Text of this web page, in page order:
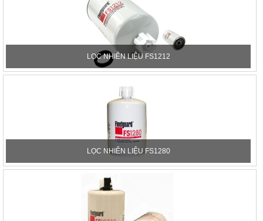
LỌC NHIÊN LIỆU FS1212
LỌC NHIÊN LIỆU FS1280